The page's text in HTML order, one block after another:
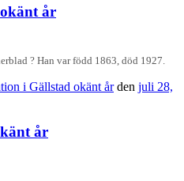
år
? Han var född 1863, död 1927.
i Gällstad okänt ården juli 28,
år